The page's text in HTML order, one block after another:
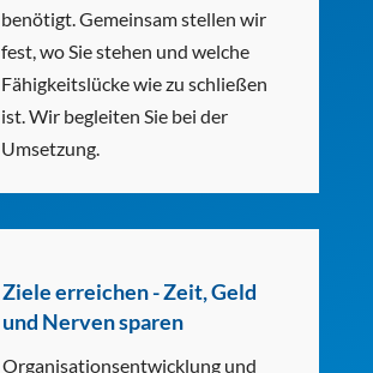
benötigt. Gemeinsam stellen wir
fest, wo Sie stehen und welche
Fähigkeitslücke wie zu schließen
ist. Wir begleiten Sie bei der
Umsetzung.
Ziele erreichen - Zeit, Geld
und Nerven sparen
Organisationsentwicklung und